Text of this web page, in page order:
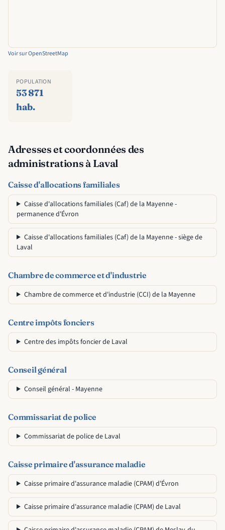
Voir sur OpenStreetMap
POPULATION
53 871
hab.
Adresses et coordonnées des
administrations à Laval
Caisse d'allocations familiales
Caisse d'allocations familiales (Caf) de la Mayenne -
permanence d'Évron
Caisse d'allocations familiales (Caf) de la Mayenne - siège de
Laval
Chambre de commerce et d'industrie
Chambre de commerce et d'industrie (CCI) de la Mayenne
Centre impôts fonciers
Centre des impôts foncier de Laval
Conseil général
Conseil général - Mayenne
Commissariat de police
Commissariat de police de Laval
Caisse primaire d'assurance maladie
Caisse primaire d'assurance maladie (CPAM) d'Évron
Caisse primaire d'assurance maladie (CPAM) de Laval